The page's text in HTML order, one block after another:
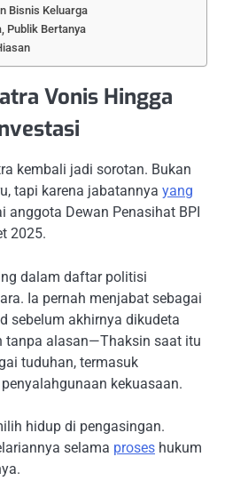
Bisnis Keluarga
Publik Bertanya
Vonis Hingga
kembali jadi sorotan. Bukan
tapi karena jabatannya yang
anggota Dewan Penasihat BPI
2025.
dalam daftar politisi
Ia pernah menjabat sebagai
sebelum akhirnya dikudeta
tanpa alasan—Thaksin saat itu
tuduhan, termasuk
kekuasaan.
hidup di pengasingan.
selama proses hukum